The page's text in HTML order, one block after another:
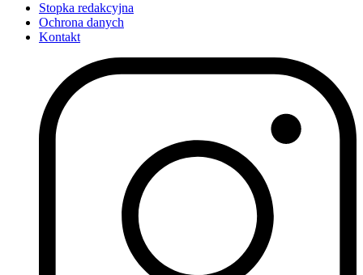
Stopka redakcyjna
Ochrona danych
Kontakt